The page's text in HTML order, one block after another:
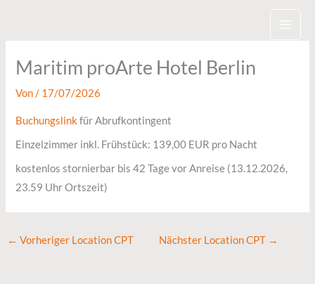
Maritim proArte Hotel Berlin
Von/ 17/07/2026
Buchungslinkfür Abrufkontingent
Einzelzimmer inkl. Frühstück: 139,00 EUR pro Nacht
kostenlos stornierbar bis 42 Tage vor Anreise (13.12.2026,
23.59 Uhr Ortszeit)
← Vorheriger Location CPT Nächster Location CPT →